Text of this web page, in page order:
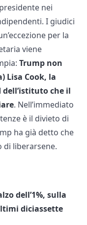
nei
I giudici
per la
viene
Trump non
Lisa Cook, la
che il
. Nell’immediato
è il divieto di
ha già detto che
di liberarsene.
dell’1%, sulla
diciassette